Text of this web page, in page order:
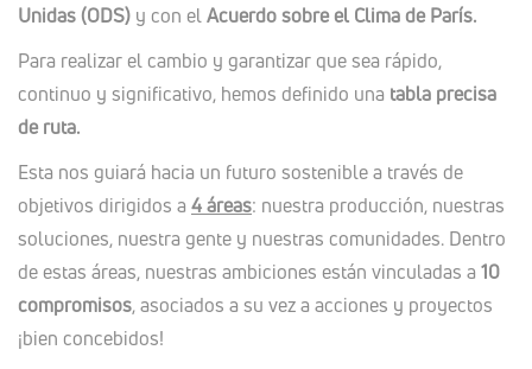
Unidas (ODS) y con elAcuerdo sobre el Clima de París.
Para realizar el cambio y garantizar que sea rápido,
continuo y significativo, hemos definido una tabla precisa
de ruta.
Esta nos guiará hacia un futuro sostenible a través de
objetivos dirigidos a 4 áreas: nuestra producción, nuestras
soluciones, nuestra gente y nuestras comunidades. Dentro
de estas áreas, nuestras ambiciones están vinculadas a 10
compromisos, asociados a su vez a acciones y proyectos
¡bien concebidos!